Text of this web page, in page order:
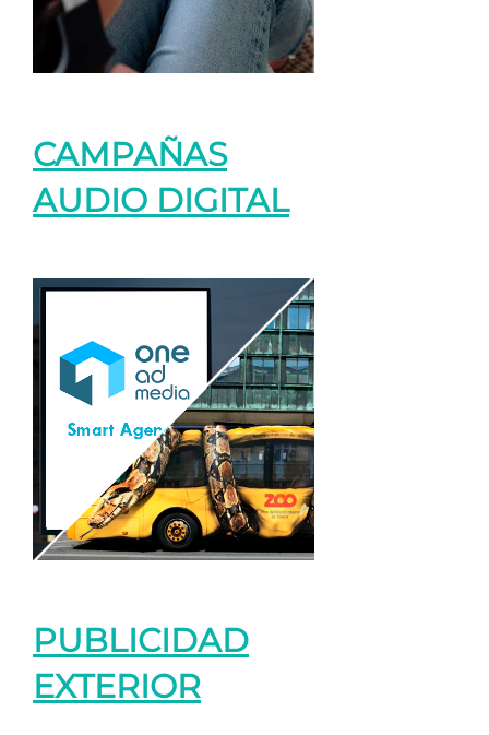
CAMPAÑAS
AUDIO DIGITAL
PUBLICIDAD
EXTERIOR